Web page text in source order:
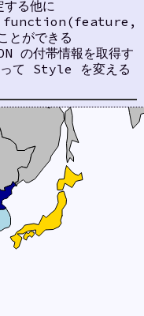
る他に
ができる
の付帯情報を取得す
って Style を変える